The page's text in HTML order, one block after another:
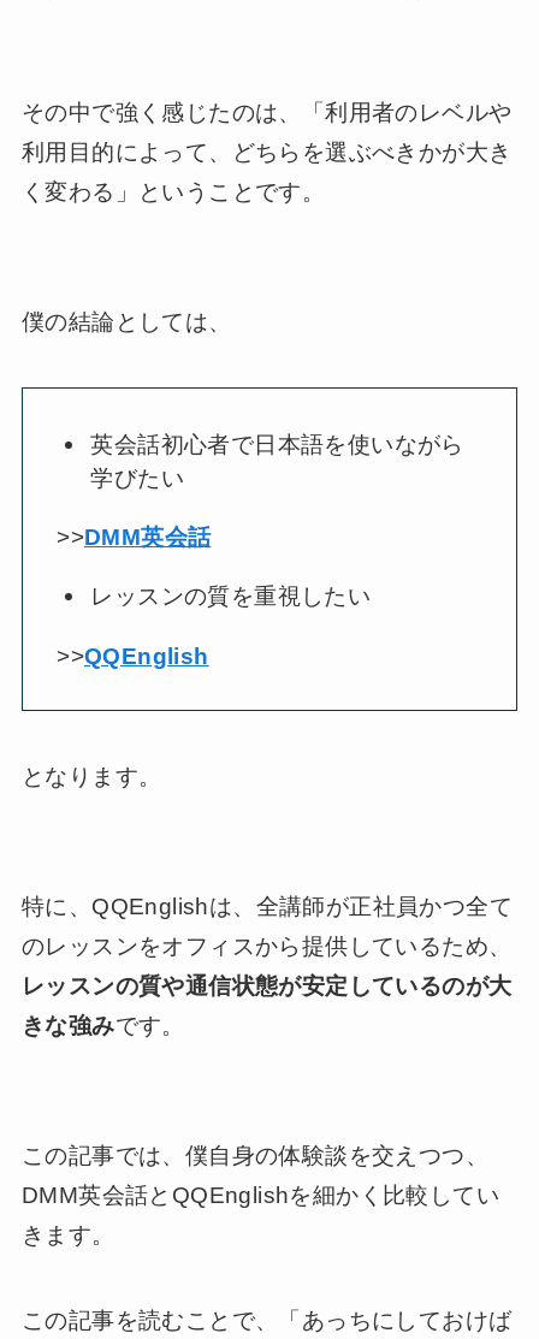
その中で強く感じたのは、「利用者のレベルや
利用目的によって、どちらを選ぶべきかが大き
く変わる」ということです。
僕の結論としては、
英会話初心者で日本語を使いながら
学びたい
>>DMM英会話
レッスンの質を重視したい
>>QQEnglish
となります。
特に、QQEnglishは、全講師が正社員かつ全て
のレッスンをオフィスから提供しているため、
レッスンの質や通信状態が安定しているのが大
きな強みです。
この記事では、僕自身の体験談を交えつつ、
DMM英会話とQQEnglishを細かく比較してい
きます。
この記事を読むことで、「あっちにしておけば